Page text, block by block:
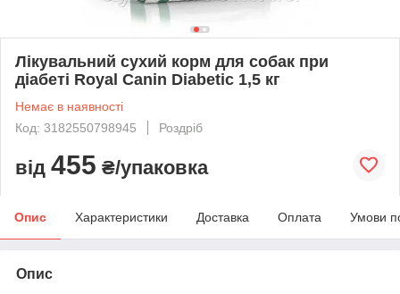
Лікувальний сухий корм для собак при
діабеті Royal Canin Diabetic 1,5 кг
Немає в наявності
Код: 3182550798945
Роздріб
від 455 ₴/упаковка
Опис Характеристики Доставка Оплата Умови
Опис